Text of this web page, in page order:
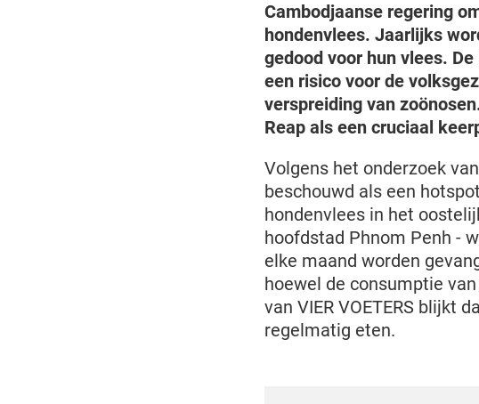
Cambodjaanse regering
hondenvlees. Jaarlijks
gedood voor hun vlees.
een risico voor de
verspreiding van
Reap als een cruciaal
Volgens het onderzoek
beschouwd als een
hondenvlees in het
hoofdstad Phnom Penh -
elke maand worden
hoewel de consumptie
van VIER VOETERS blijkt
regelmatig eten.